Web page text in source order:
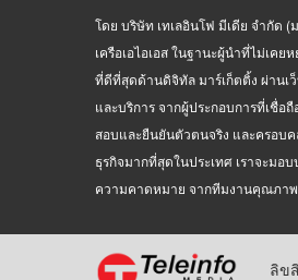
โดย บริษัท เทเลอินโฟ มีเดีย จำกัด
เครือเอไอเอส ในฐานะผู้นำที่ไม่เค
ที่ดีที่สุดด้านดิจิทัล มาร์เก็ตติ้ง ผ่านเ
และบริการ จากผู้ประกอบการที่เชื่อ
สอบและยืนยันตัวตนจริง และครอบ
ธุรกิจมากที่สุดในประเทศ เราจะมอ
ความคาดหมาย จากทีมงานคุณภาพ
ลิข